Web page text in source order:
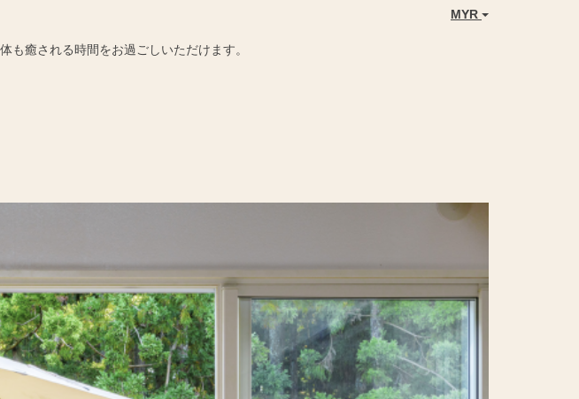
MYR
癒される時間をお過ごしいただけます。
Next